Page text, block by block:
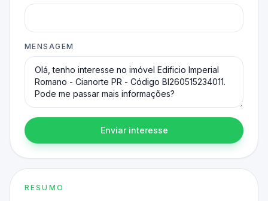
MENSAGEM
Enviar interesse
RESUMO